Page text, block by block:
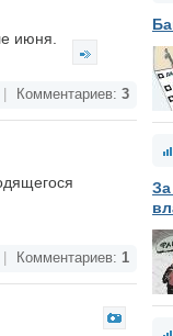
июня.
Комментариев: 3
Комментариев: 1